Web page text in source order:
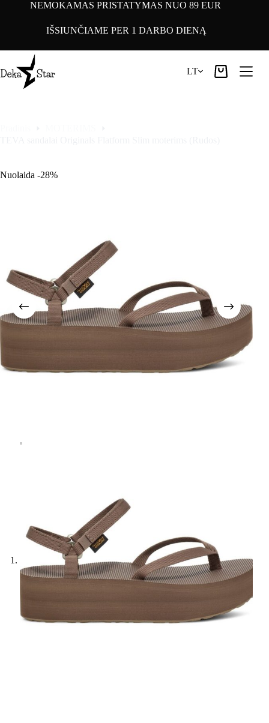
NEMOKAMAS PRISTATYMAS NUO 89 EUR
IŠSIUNČIAME PER 1 DARBO DIENĄ
LT
Pirkinių
Nuolaida -28%